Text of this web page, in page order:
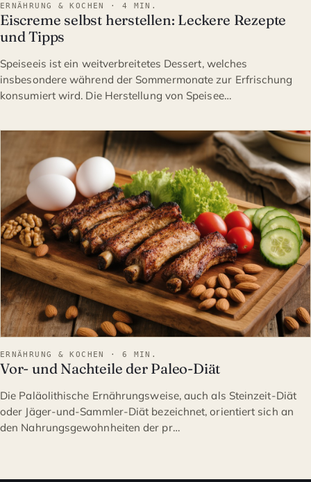
ERNÄHRUNG & KOCHEN · 4 MIN.
Eiscreme selbst herstellen: Leckere Rezepte
und Tipps
Speiseeis ist ein weitverbreitetes Dessert, welches
insbesondere während der Sommermonate zur Erfrischung
konsumiert wird. Die Herstellung von Speisee…
ERNÄHRUNG & KOCHEN · 6 MIN.
Vor- und Nachteile der Paleo-Diät
Die Paläolithische Ernährungsweise, auch als Steinzeit-Diät
oder Jäger-und-Sammler-Diät bezeichnet, orientiert sich an
den Nahrungsgewohnheiten der pr…